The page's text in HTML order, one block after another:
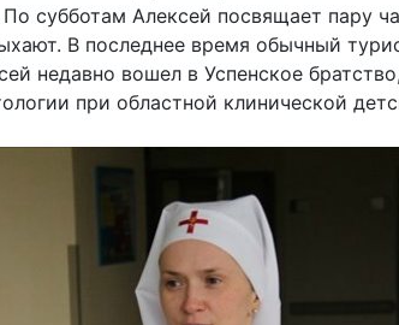
субботам Алексей посвящает пару
В последнее время обычный
недавно вошел в Успенское
при областной клинической